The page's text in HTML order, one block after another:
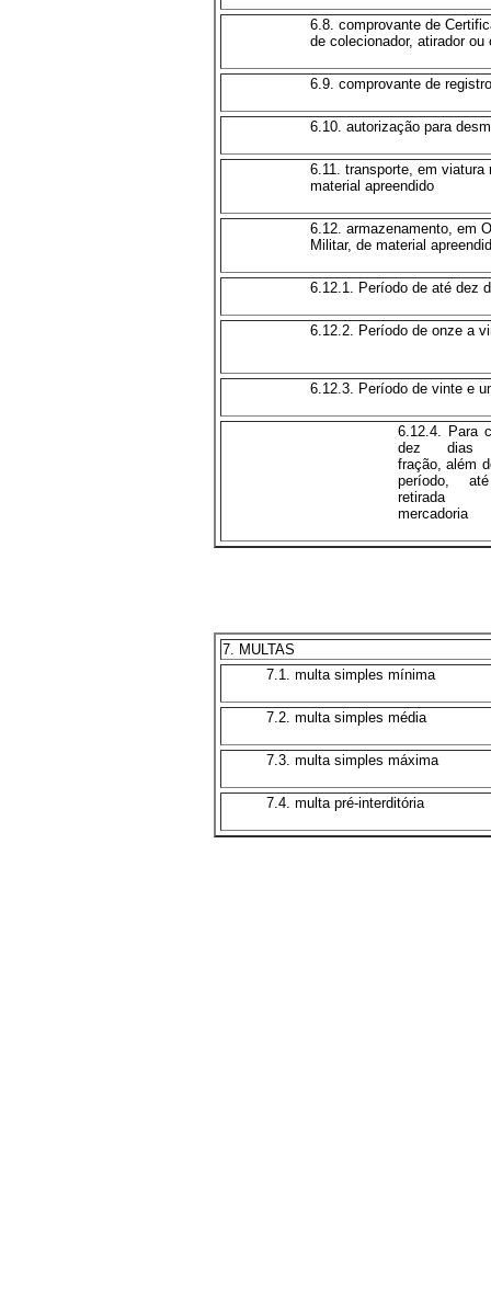
6.8. comprovante de
de colecionador, atirador ou
6.9. comprovante de
6.10. autorização para
6.11. transporte, em viatura
material apreendido
6.12. armazenamento, em
Militar, de material
6.12.1. Período de até dez
6.12.2. Período de onze a
6.12.3. Período de vinte e
6.12.4. Para
dez dias
fração, além
período,
retirada
mercadoria
7. MULTAS
7.1. multa simples mínima
7.2. multa simples média
7.3. multa simples máxima
7.4. multa pré-interditória